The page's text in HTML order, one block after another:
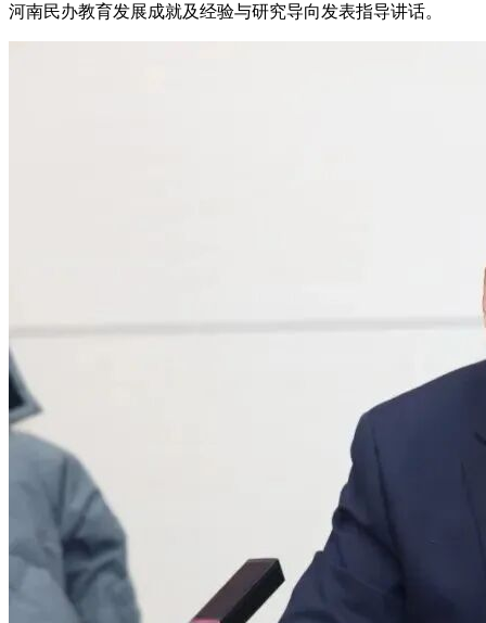
河南民办教育发展成就及经验与研究导向发表指导讲话。